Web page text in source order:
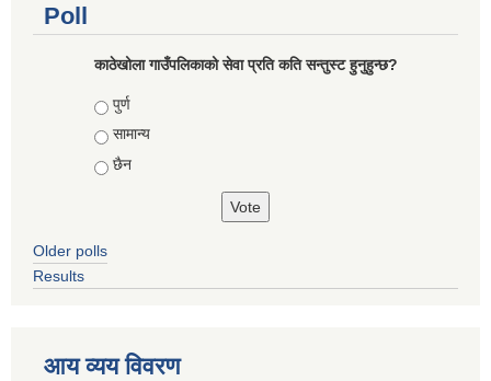
Poll
काठेखोला गाउँपलिकाको सेवा प्रति कति सन्तुस्ट हुनुहुन्छ?
Choices
पुर्ण
सामान्य
छैन
Older polls
Results
आय व्यय विवरण